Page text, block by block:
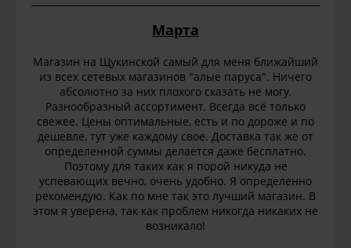
Марта
Магазин на Щукинской самый для меня ближайший
из всех сетевых магазинов "алые паруса". Ничего
абсолютно за них плохого сказать не могу.
Разнообразный ассортимент. Всегда всё только
свежее. Цены оптимальные, есть и по дороже и по
дешевле, тут уже каждому свое. Доставка так же от
определенной суммы делается даже бесплатно.
Поэтому для таких как я порой никуда не
успевающих вечно, очень удобно. Я определенно
рекомендую. Как по мне так это лучший магазин. В
этом я уверена, так как проблем никогда никаких не
возникало!